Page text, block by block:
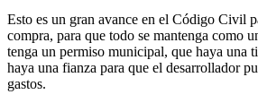
Esto es un gran avance en el Código Civil
compra, para que todo se mantenga como
tenga un permiso municipal, que haya una
haya una fianza para que el desarrollador
gastos.